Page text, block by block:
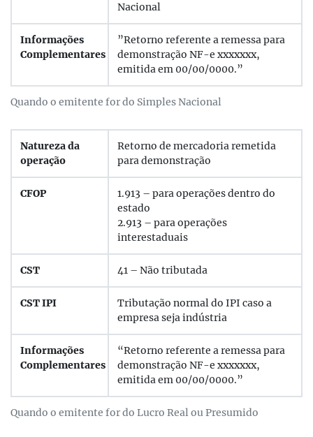
Quando o emitente for do Simples Nacional
Nacional
Informações
Complementares
”Retorno referente a remessa para
demonstração NF-e xxxxxxx,
emitida em 00/00/0000.”
Quando o emitente for do Lucro Real ou Presumido
Natureza da
operação
Retorno de mercadoria remetida
para demonstração
CFOP
1.913 – para operações dentro do
estado
2.913 – para operações
interestaduais
CST 41 – Não tributada
CST IPI
Tributação normal do IPI caso a
empresa seja indústria
Informações
Complementares
“Retorno referente a remessa para
demonstração NF-e xxxxxxx,
emitida em 00/00/0000.”